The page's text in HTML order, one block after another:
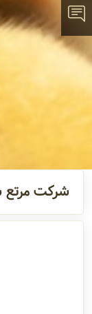
لیست
محصولات
آدرس و
مدیران و
شرکت